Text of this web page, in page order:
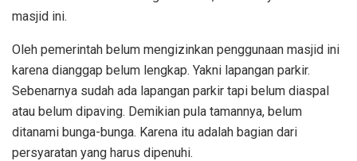
masjid ini.
Oleh pemerintah belum mengizinkan penggunaan masjid ini
karena dianggap belum lengkap. Yakni lapangan parkir.
Sebenarnya sudah ada lapangan parkir tapi belum diaspal
atau belum dipaving. Demikian pula tamannya, belum
ditanami bunga-bunga. Karena itu adalah bagian dari
persyaratan yang harus dipenuhi.